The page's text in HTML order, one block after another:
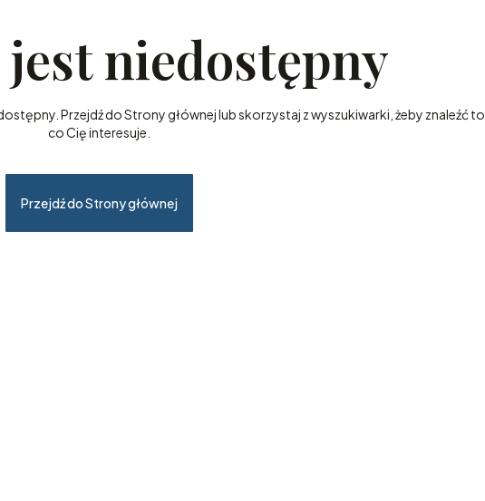
niedostępny
Przejdź do Strony głównej lub skorzystaj z wyszukiwarki, żeby znaleźć to,
co Cię interesuje.
Przejdź do Strony głównej